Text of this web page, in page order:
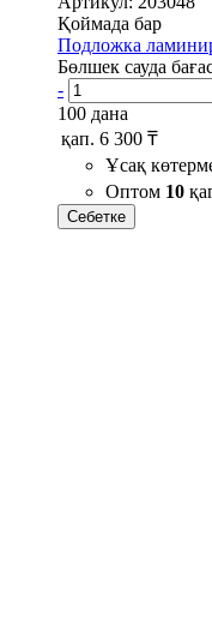
Қоймада бар
Подложка
Бөлшек сауда
-
100 дана
қап. 6 300 ₸
Ұсақ
Оптом 10
Себетке